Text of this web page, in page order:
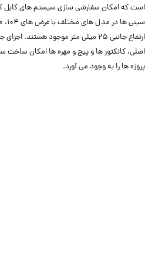
است که امکان سفارشی‌ سازی سیستم ‌های کابل‌
ارتفاع جانبی 25 میلی ‌متر موجود
اصلی، کانکتور ها و پیچ و مهره ‌ها امکان ساخت
پروژه‌ ها را به ‌وجود می ‌آورد.